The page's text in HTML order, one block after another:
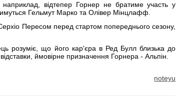
наприклад, відтепер Горнер не братиме участь у
Гельмут Марко та Олівер Мінцлафф.
Пересом перед стартом попереднього сезону,
розуміє, що його кар'єра в Ред Булл близька до
ймовірне призначення Горнера - Альпін.
noteyu